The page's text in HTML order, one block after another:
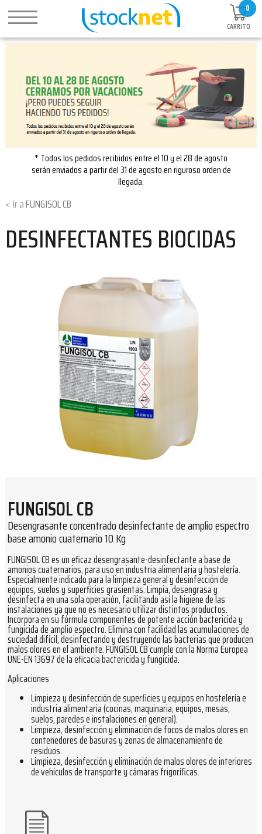
0
CARRITO
* Todos los pedidos recibidos entre el 10 y el 28 de agosto
serán enviados a partir del 31 de agosto en riguroso orden de
llegada.
FUNGISOL CB
DESINFECTANTES BIOCIDAS
FUNGISOL CB
Desengrasante concentrado desinfectante de amplio espectro
base amonio cuaternario 10 Kg
FUNGISOL CB es un eficaz desengrasante-desinfectante a base de
amonios cuaternarios, para uso en industria alimentaria y hostelería.
Especialmente indicado para la limpieza general y desinfección de
equipos, suelos y superficies grasientas. Limpia, desengrasa y
desinfecta en una sola operación, facilitando así la higiene de las
instalaciones ya que no es necesario utilizar distintos productos.
Incorpora en su fórmula componentes de potente acción bactericida y
fungicida de amplio espectro. Elimina con facilidad las acumulaciones de
suciedad difícil, desinfectando y destruyendo las bacterias que producen
malos olores en el ambiente. FUNGISOL CB cumple con la Norma Europea
UNE-EN 13697 de la eficacia bactericida y fungicida.
Aplicaciones
Limpieza y desinfección de superficies y equipos en hostelería e
industria alimentaria (cocinas, maquinaria, equipos, mesas,
suelos, paredes e instalaciones en general).
Limpieza, desinfección y eliminación de focos de malos olores en
contenedores de basuras y zonas de almacenamiento de
residuos.
Limpieza, desinfección y eliminación de malos olores de interiores
de vehículos de transporte y cámaras frigoríficas.